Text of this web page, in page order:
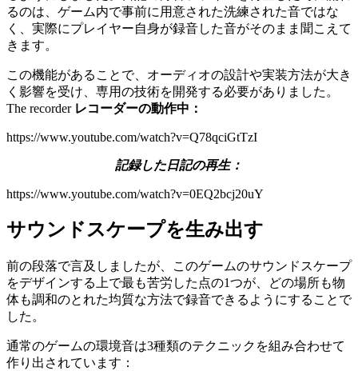
るのは、ゲーム内で事前に用意された洗練された音ではな
く、実際にプレイヤー自身が録音した音がそのまま聞こえて
きます。
この機能があることで、オーディオの設計や実装方法が大き
く影響を受け、専用の技術を開発する必要がありました。
The recorder レコーダーの動作中：
https://www.youtube.com/watch?v=Q78qciGtTzI
記録した日記の再生：
https://www.youtube.com/watch?v=0EQ2bcj20uY
サウンドスケープを生み出す
前の段落で言及しましたが、このゲームのサウンドスケープ
をデザインする上で最も苦労した点の1つが、どの場所も物
体も調和のとれた均質な方法で録音できるようにすることで
した。
通常のゲームの環境音は3種類のテクニックを組み合わせて
作り出されています：